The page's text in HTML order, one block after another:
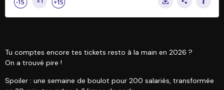
Tu comptes encore tes tickets resto à la main en 2026 ?
On a trouvé pire !
Spoiler : une semaine de boulot pour 200 salariés, transformée